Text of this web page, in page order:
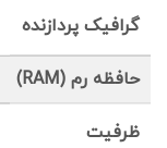
گرافیک پردازنده
حافظه رم (RAM)
ظرفیت